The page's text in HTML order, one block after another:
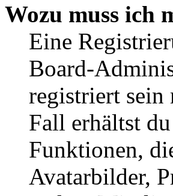
Wozu muss ich
Eine
Board-
registriert sein
Fall erhältst
Funktionen,
Avatarbilder,